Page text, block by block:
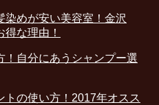
染めが安い美容室！金沢
な理由！
！自分にあうシャンプー選
トの使い方！2017年オスス